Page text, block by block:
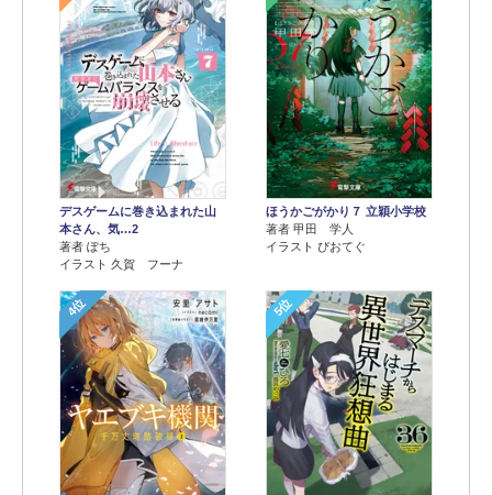
デスゲームに巻き込まれた山
本さん、気…2
著者 ぽち
イラスト 久賀 フーナ
ほうかごがかり７ 立穎小学校
著者 甲田 学人
イラスト ぴおてぐ
4位 5位